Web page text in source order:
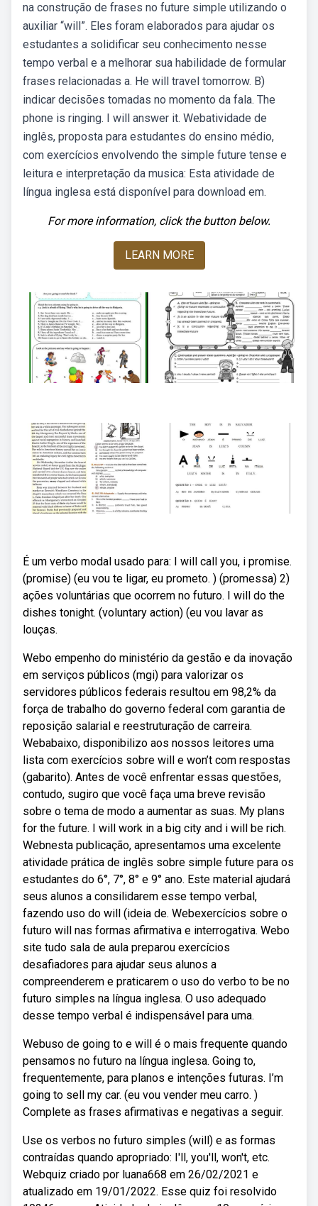
na construção de frases no future simple utilizando o
auxiliar “will”. Eles foram elaborados para ajudar os
estudantes a solidificar seu conhecimento nesse
tempo verbal e a melhorar sua habilidade de formular
frases relacionadas a. He will travel tomorrow. B)
indicar decisões tomadas no momento da fala. The
phone is ringing. I will answer it. Webatividade de
inglês, proposta para estudantes do ensino médio,
com exercícios envolvendo the simple future tense e
leitura e interpretação da musica: Esta atividade de
língua inglesa está disponível para download em.
For more information, click the button below.
LEARN MORE
É um verbo modal usado para: I will call you, i promise.
(promise) (eu vou te ligar, eu prometo. ) (promessa) 2)
ações voluntárias que ocorrem no futuro. I will do the
dishes tonight. (voluntary action) (eu vou lavar as
louças.
Webo empenho do ministério da gestão e da inovação
em serviços públicos (mgi) para valorizar os
servidores públicos federais resultou em 98,2% da
força de trabalho do governo federal com garantia de
reposição salarial e reestruturação de carreira.
Webabaixo, disponibilizo aos nossos leitores uma
lista com exercícios sobre will e won’t com respostas
(gabarito). Antes de você enfrentar essas questões,
contudo, sugiro que você faça uma breve revisão
sobre o tema de modo a aumentar as suas. My plans
for the future. I will work in a big city and i will be rich.
Webnesta publicação, apresentamos uma excelente
atividade prática de inglês sobre simple future para os
estudantes do 6°, 7°, 8° e 9° ano. Este material ajudará
seus alunos a consilidarem esse tempo verbal,
fazendo uso do will (ideia de. Webexercícios sobre o
futuro will nas formas afirmativa e interrogativa. Webo
site tudo sala de aula preparou exercícios
desafiadores para ajudar seus alunos a
compreenderem e praticarem o uso do verbo to be no
futuro simples na língua inglesa. O uso adequado
desse tempo verbal é indispensável para uma.
Webuso de going to e will é o mais frequente quando
pensamos no futuro na língua inglesa. Going to,
frequentemente, para planos e intenções futuras. I’m
going to sell my car. (eu vou vender meu carro. )
Complete as frases afirmativas e negativas a seguir.
Use os verbos no futuro simples (will) e as formas
contraídas quando apropriado: I'll, you'll, won't, etc.
Webquiz criado por luana668 em 26/02/2021 e
atualizado em 19/01/2022. Esse quiz foi resolvido